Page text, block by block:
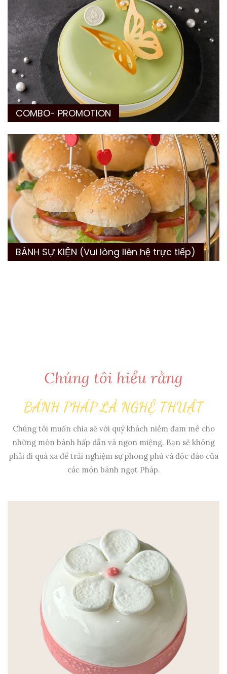
COMBO- PROMOTION
BÁNH SỰ KIỆN (Vui lòng liên hệ trực tiếp)
Chúng tôi hiểu rằng
BÁNH PHÁP LÀ NGHỆ THUẬT
Chúng tôi muốn chia sẻ với quý khách niềm đam mê cho
những món bánh hấp dẫn và ngon miệng. Bạn sẽ không
phải đi quá xa để trải nghiệm sự phong phú và độc đáo của
các món bánh ngọt Pháp.